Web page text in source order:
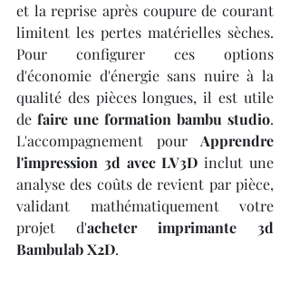
et la reprise après coupure de courant
limitent les pertes matérielles sèches.
Pour configurer ces options
d'économie d'énergie sans nuire à la
qualité des pièces longues, il est utile
de faire une formation bambu studio.
L'accompagnement pour Apprendre
l'impression 3d avec LV3D inclut une
analyse des coûts de revient par pièce,
validant mathématiquement votre
projet d'acheter imprimante 3d
Bambulab X2D.